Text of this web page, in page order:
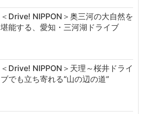
＜Drive! NIPPON＞奥三河の大自然を
堪能する、愛知・三河湖ドライブ
＜Drive! NIPPON＞天理～桜井ドライ
ブでも立ち寄れる“山の辺の道”